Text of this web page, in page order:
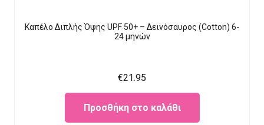
Καπέλο Διπλής Όψης UPF 50+ – Δεινόσαυρος (Cotton) 6-
24 μηνών
€21.95
Προσθήκη στο καλάθι